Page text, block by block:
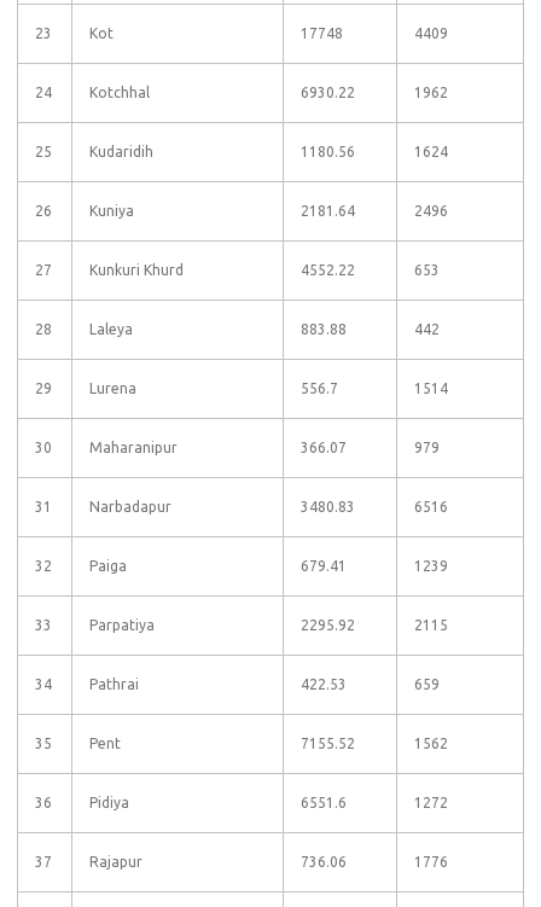
23 Kot 17748 4409
24 Kotchhal 6930.22 1962
25 Kudaridih 1180.56 1624
26 Kuniya 2181.64 2496
27 Kunkuri Khurd 4552.22 653
28 Laleya 883.88 442
29 Lurena 556.7 1514
30 Maharanipur 366.07 979
31 Narbadapur 3480.83 6516
32 Paiga 679.41 1239
33 Parpatiya 2295.92 2115
34 Pathrai 422.53 659
35 Pent 7155.52 1562
36 Pidiya 6551.6 1272
37 Rajapur 736.06 1776